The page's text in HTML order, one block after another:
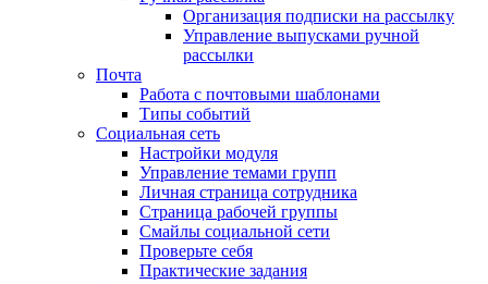
Организация подписки на рассылку
Управление выпусками ручной
рассылки
Почта
Работа с почтовыми шаблонами
Типы событий
Социальная сеть
Настройки модуля
Управление темами групп
Личная страница сотрудника
Страница рабочей группы
Смайлы социальной сети
Проверьте себя
Практические задания